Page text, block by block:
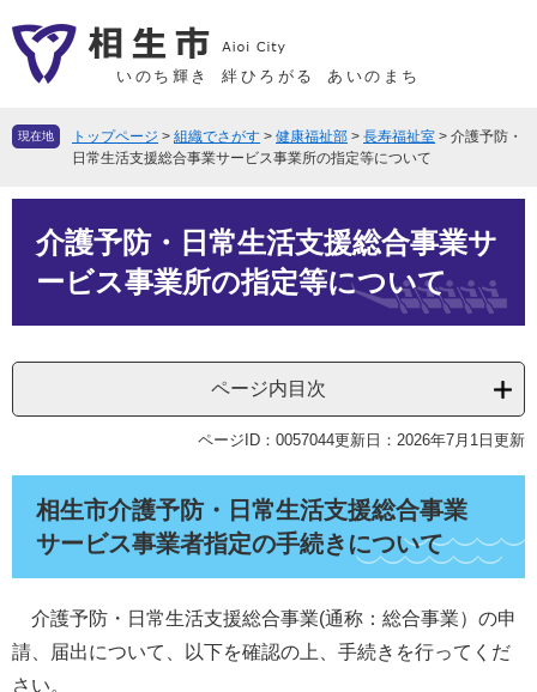
ー
先
ニ
を
へ
いのち輝き 絆ひろがる あいのまち
現在地 トップページ > 組織でさがす > 健康福祉部 > 長寿福祉室 > 介護予防・
日常生活支援総合事業サービス事業所の指定等について
介護予防・日常生活支援総合事業サ
ービス事業所の指定等について
ページ内目次
ページID：0057044更新日：2026年7月1日更新
相生市介護予防・日常生活支援総合事業
サービス事業者指定の手続きについて
介護予防・日常生活支援総合事業(通称：総合事業）の申
請、届出について、以下を確認の上、手続きを行ってくだ
さい。